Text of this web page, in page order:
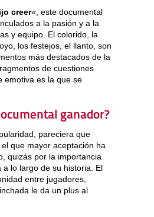
creer«, este documental
a la pasión y a la
y equipo. El colorido, la
los festejos, el llanto, son
más destacados de la
de cuestiones
emotiva es la que se
ganador?
pareciera que
que mayor aceptación ha
quizás por la importancia
a lo largo de su historia. El
entre jugadores,
le da un plus al